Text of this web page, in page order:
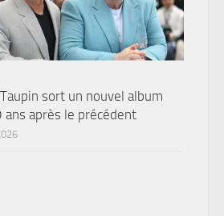
sort un nouvel album
ans après le précédent